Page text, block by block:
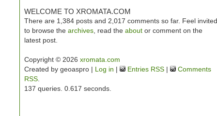
WELCOME TO XROMATA.COM
There are 1,384 posts and 2,017 comments so far. Feel invited
to browse the archives , read the about or comment on the
latest post.
Copyright © 2026 xromata.com
Created by geoaspro | Log in | Entries RSS |
Comments
RSS
137 queries. 0.617 seconds.